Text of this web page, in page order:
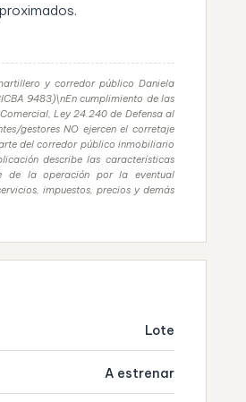
y corredor público Daniela
9483)\nEn cumplimiento de las
Ley 24.240 de Defensa al
gestores NO ejercen el corretaje
del corredor público inmobiliario
describe las características
de la operación por la eventual
impuestos, precios y demás
Lote
A estrenar